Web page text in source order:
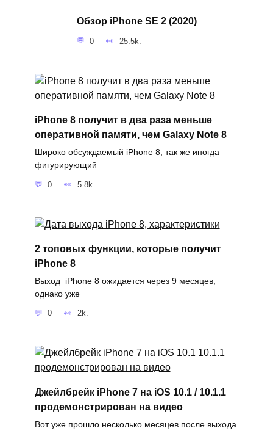
Обзор iPhone SE 2 (2020)
0 25.5k.
iPhone 8 получит в два раза меньше
оперативной памяти, чем Galaxy Note 8
Широко обсуждаемый iPhone 8, так же иногда
фигурирующий
0 5.8k.
2 топовых функции, которые получит
iPhone 8
Выход iPhone 8 ожидается через 9 месяцев,
однако уже
0 2k.
Джейлбрейк iPhone 7 на iOS 10.1 / 10.1.1
продемонстрирован на видео
Вот уже прошло несколько месяцев после выхода